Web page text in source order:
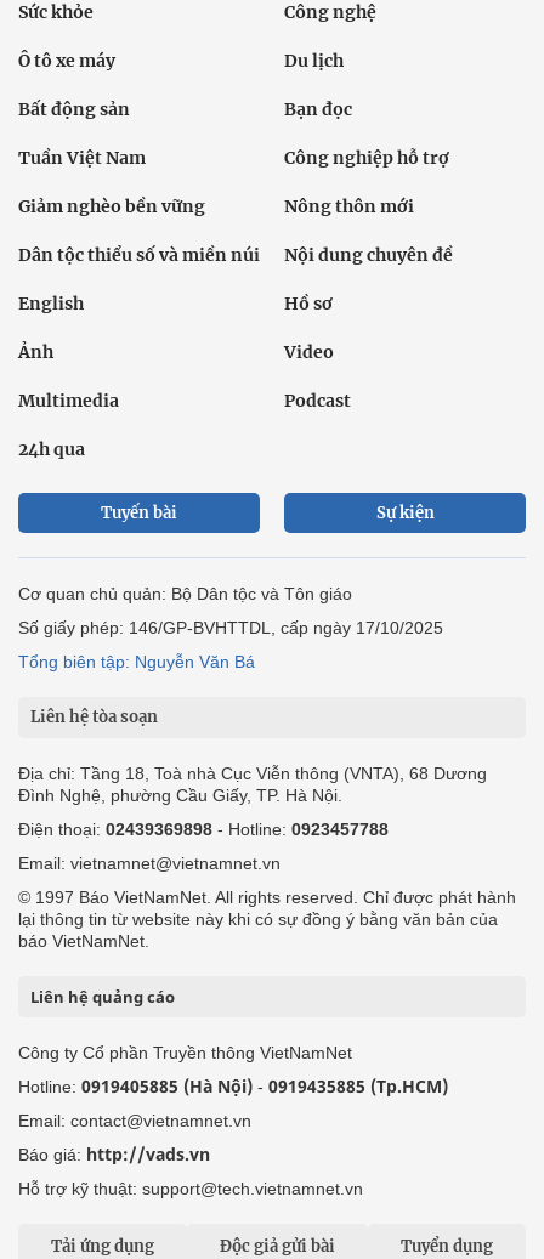
Sức khỏe Công nghệ
Ô tô xe máy Du lịch
Bất động sản Bạn đọc
Tuần Việt Nam Công nghiệp hỗ trợ
Giảm nghèo bền vững Nông thôn mới
Dân tộc thiểu số và miền núi Nội dung chuyên đề
English Hồ sơ
Ảnh Video
Multimedia Podcast
24h qua
Tuyến bài Sự kiện
Cơ quan chủ quản: Bộ Dân tộc và Tôn giáo
Số giấy phép: 146/GP-BVHTTDL, cấp ngày 17/10/2025
Tổng biên tập: Nguyễn Văn Bá
Liên hệ tòa soạn
Địa chỉ: Tầng 18, Toà nhà Cục Viễn thông (VNTA), 68 Dương
Đình Nghệ, phường Cầu Giấy, TP. Hà Nội.
Điện thoại: 02439369898 - Hotline: 0923457788
Email: vietnamnet@vietnamnet.vn
© 1997 Báo VietNamNet. All rights reserved. Chỉ được phát hành
lại thông tin từ website này khi có sự đồng ý bằng văn bản của
báo VietNamNet.
Liên hệ quảng cáo
Công ty Cổ phần Truyền thông VietNamNet
Hotline: 0919405885 (Hà Nội) - 0919435885 (Tp.HCM)
Email: contact@vietnamnet.vn
Báo giá: http://vads.vn
Hỗ trợ kỹ thuật: support@tech.vietnamnet.vn
Tải ứng dụng Độc giả gửi bài Tuyển dụng